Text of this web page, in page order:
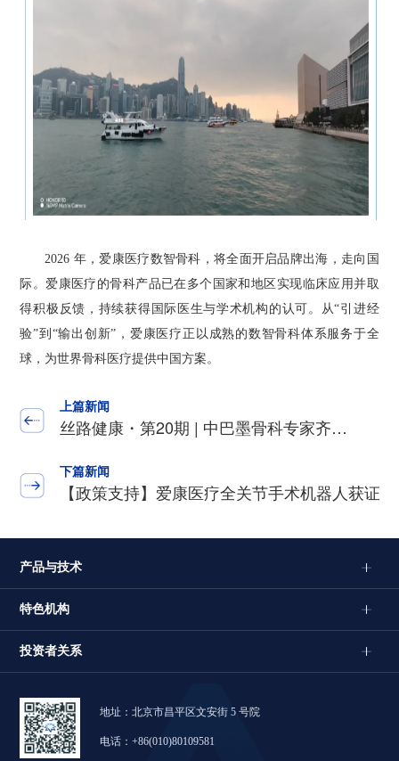
2026 年，爱康医疗数智骨科，将全面开启品牌出海，走向国
际。爱康医疗的骨科产品已在多个国家和地区实现临床应用并取
得积极反馈，持续获得国际医生与学术机构的认可。从“引进经
验”到“输出创新”，爱康医疗正以成熟的数智骨科体系服务于全
球，为世界骨科医疗提供中国方案。
上篇新闻
丝路健康・第20期 | 中巴墨骨科专家齐…
下篇新闻
【政策支持】爱康医疗全关节手术机器人获证…
产品与技术
特色机构
投资者关系
地址：北京市昌平区文安街 5 号院
电话：+86(010)80109581